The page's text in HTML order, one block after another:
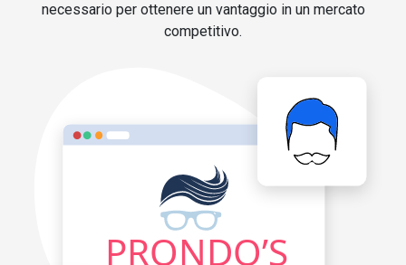
necessario per ottenere un vantaggio in un mercato
competitivo.